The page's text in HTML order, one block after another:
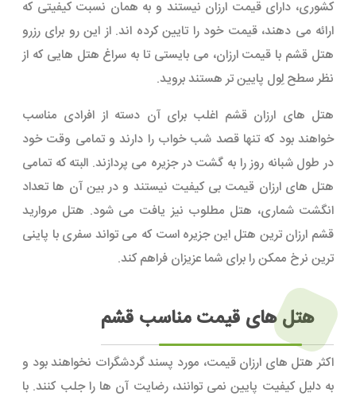
کشوری، دارای قیمت ارزان نیستند و به همان نسبت کیفیتی که
ارائه می دهند، قیمت خود را تایین کرده اند. از این رو برای رزرو
هتل قشم با قیمت ارزان، می بایستی تا به سراغ هتل هایی که از
نظر سطح لِول پایین تر هستند بروید.
هتل های ارزان قشم اغلب برای آن دسته از افرادی مناسب
خواهند بود که تنها قصد شب خواب را دارند و تمامی وقت خود
در طول شبانه روز را به گشت در جزیره می پردازند. البته که تمامی
هتل های ارزان قیمت بی کیفیت نیستند و در بین آن ها تعداد
انگشت شماری، هتل مطلوب نیز یافت می شود. هتل مروارید
قشم ارزان ترین هتل این جزیره است که می تواند سفری با پاینی
ترین نرخ ممکن را برای شما عزیزان فراهم کند.
هتل های قیمت مناسب قشم
اکثر هتل های ارزان قیمت، مورد پسند گردشگرات نخواهند بود و
به دلیل کیفیت پایین نمی توانند، رضایت آن ها را جلب کنند. با